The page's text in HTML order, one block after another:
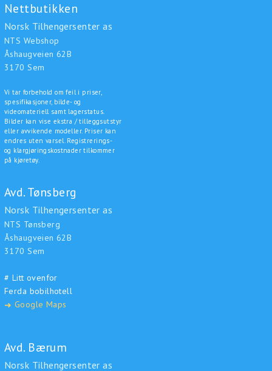
Nettbutikken
Norsk Tilhengersenter as
NTS Webshop
Åshaugveien 62B
3170 Sem
Vi tar forbehold om feil i priser,
spesifikasjoner, bilde- og
videomateriell samt lagerstatus.
Bilder kan vise ekstra / tilleggsutstyr
eller avvikende modeller. Priser kan
endres uten varsel. Registrerings-
og klargjøringskostnader tilkommer
på kjøretøy.
Avd. Tønsberg
Norsk Tilhengersenter as
NTS Tønsberg
Åshaugveien 62B
3170 Sem
# Litt ovenfor
Ferda bobilhotell
➜ Google Maps
Avd. Bærum
Norsk Tilhengersenter as